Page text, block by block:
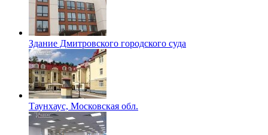
Здание Дмитровского городского суда
Таунхаус, Московская обл.